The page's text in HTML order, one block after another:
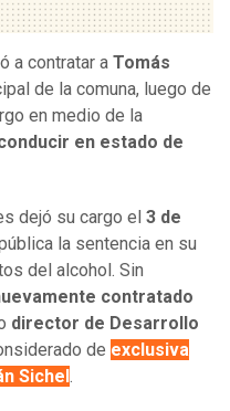
a contratar a Tomás
de la comuna, luego de
en medio de la
en estado de
dejó su cargo el 3 de
la sentencia en su
del alcohol. Sin
contratado
director de Desarrollo
de exclusiva
Sichel .